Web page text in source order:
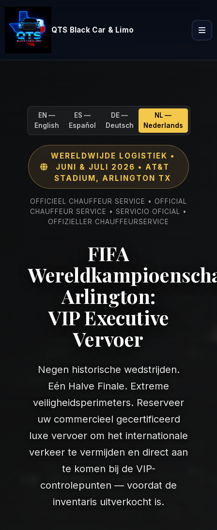
QTS Black Car & Limo
EN —
English
ES —
Español
DE —
Deutsch
NL —
Nederlands
WERELDWIJDE LOGISTIEK •
JUNI & JULI 2026 • AT&T
STADIUM, ARLINGTON TX
OFFICIEEL CHAUFFEUR SERVICE • OFFICIAL
CHAUFFEUR SERVICE • SERVICIO OFICIAL •
OFFIZIELLER CHAUFFEURSERVICE
FIFA
Arlington:
VIP Executive
Vervoer
Negen historische wedstrijden.
Eén Halve Finale. Extreme
veiligheidsperimeters. Reserveer
uw commercieel gecertificeerd
luxe vervoer om het internationale
verkeer te vermijden en direct aan
te komen bij de VIP-
controlepunten — voordat de
inventaris uitverkocht is.